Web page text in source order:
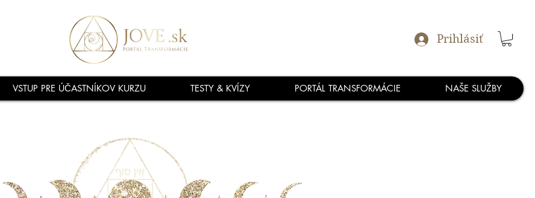
Prihlásiť
VSTUP PRE ÚČASTNÍKOV KURZU TESTY & KVÍZY PORTÁL TRANSFORMÁCIE NAŠE SLUŽBY